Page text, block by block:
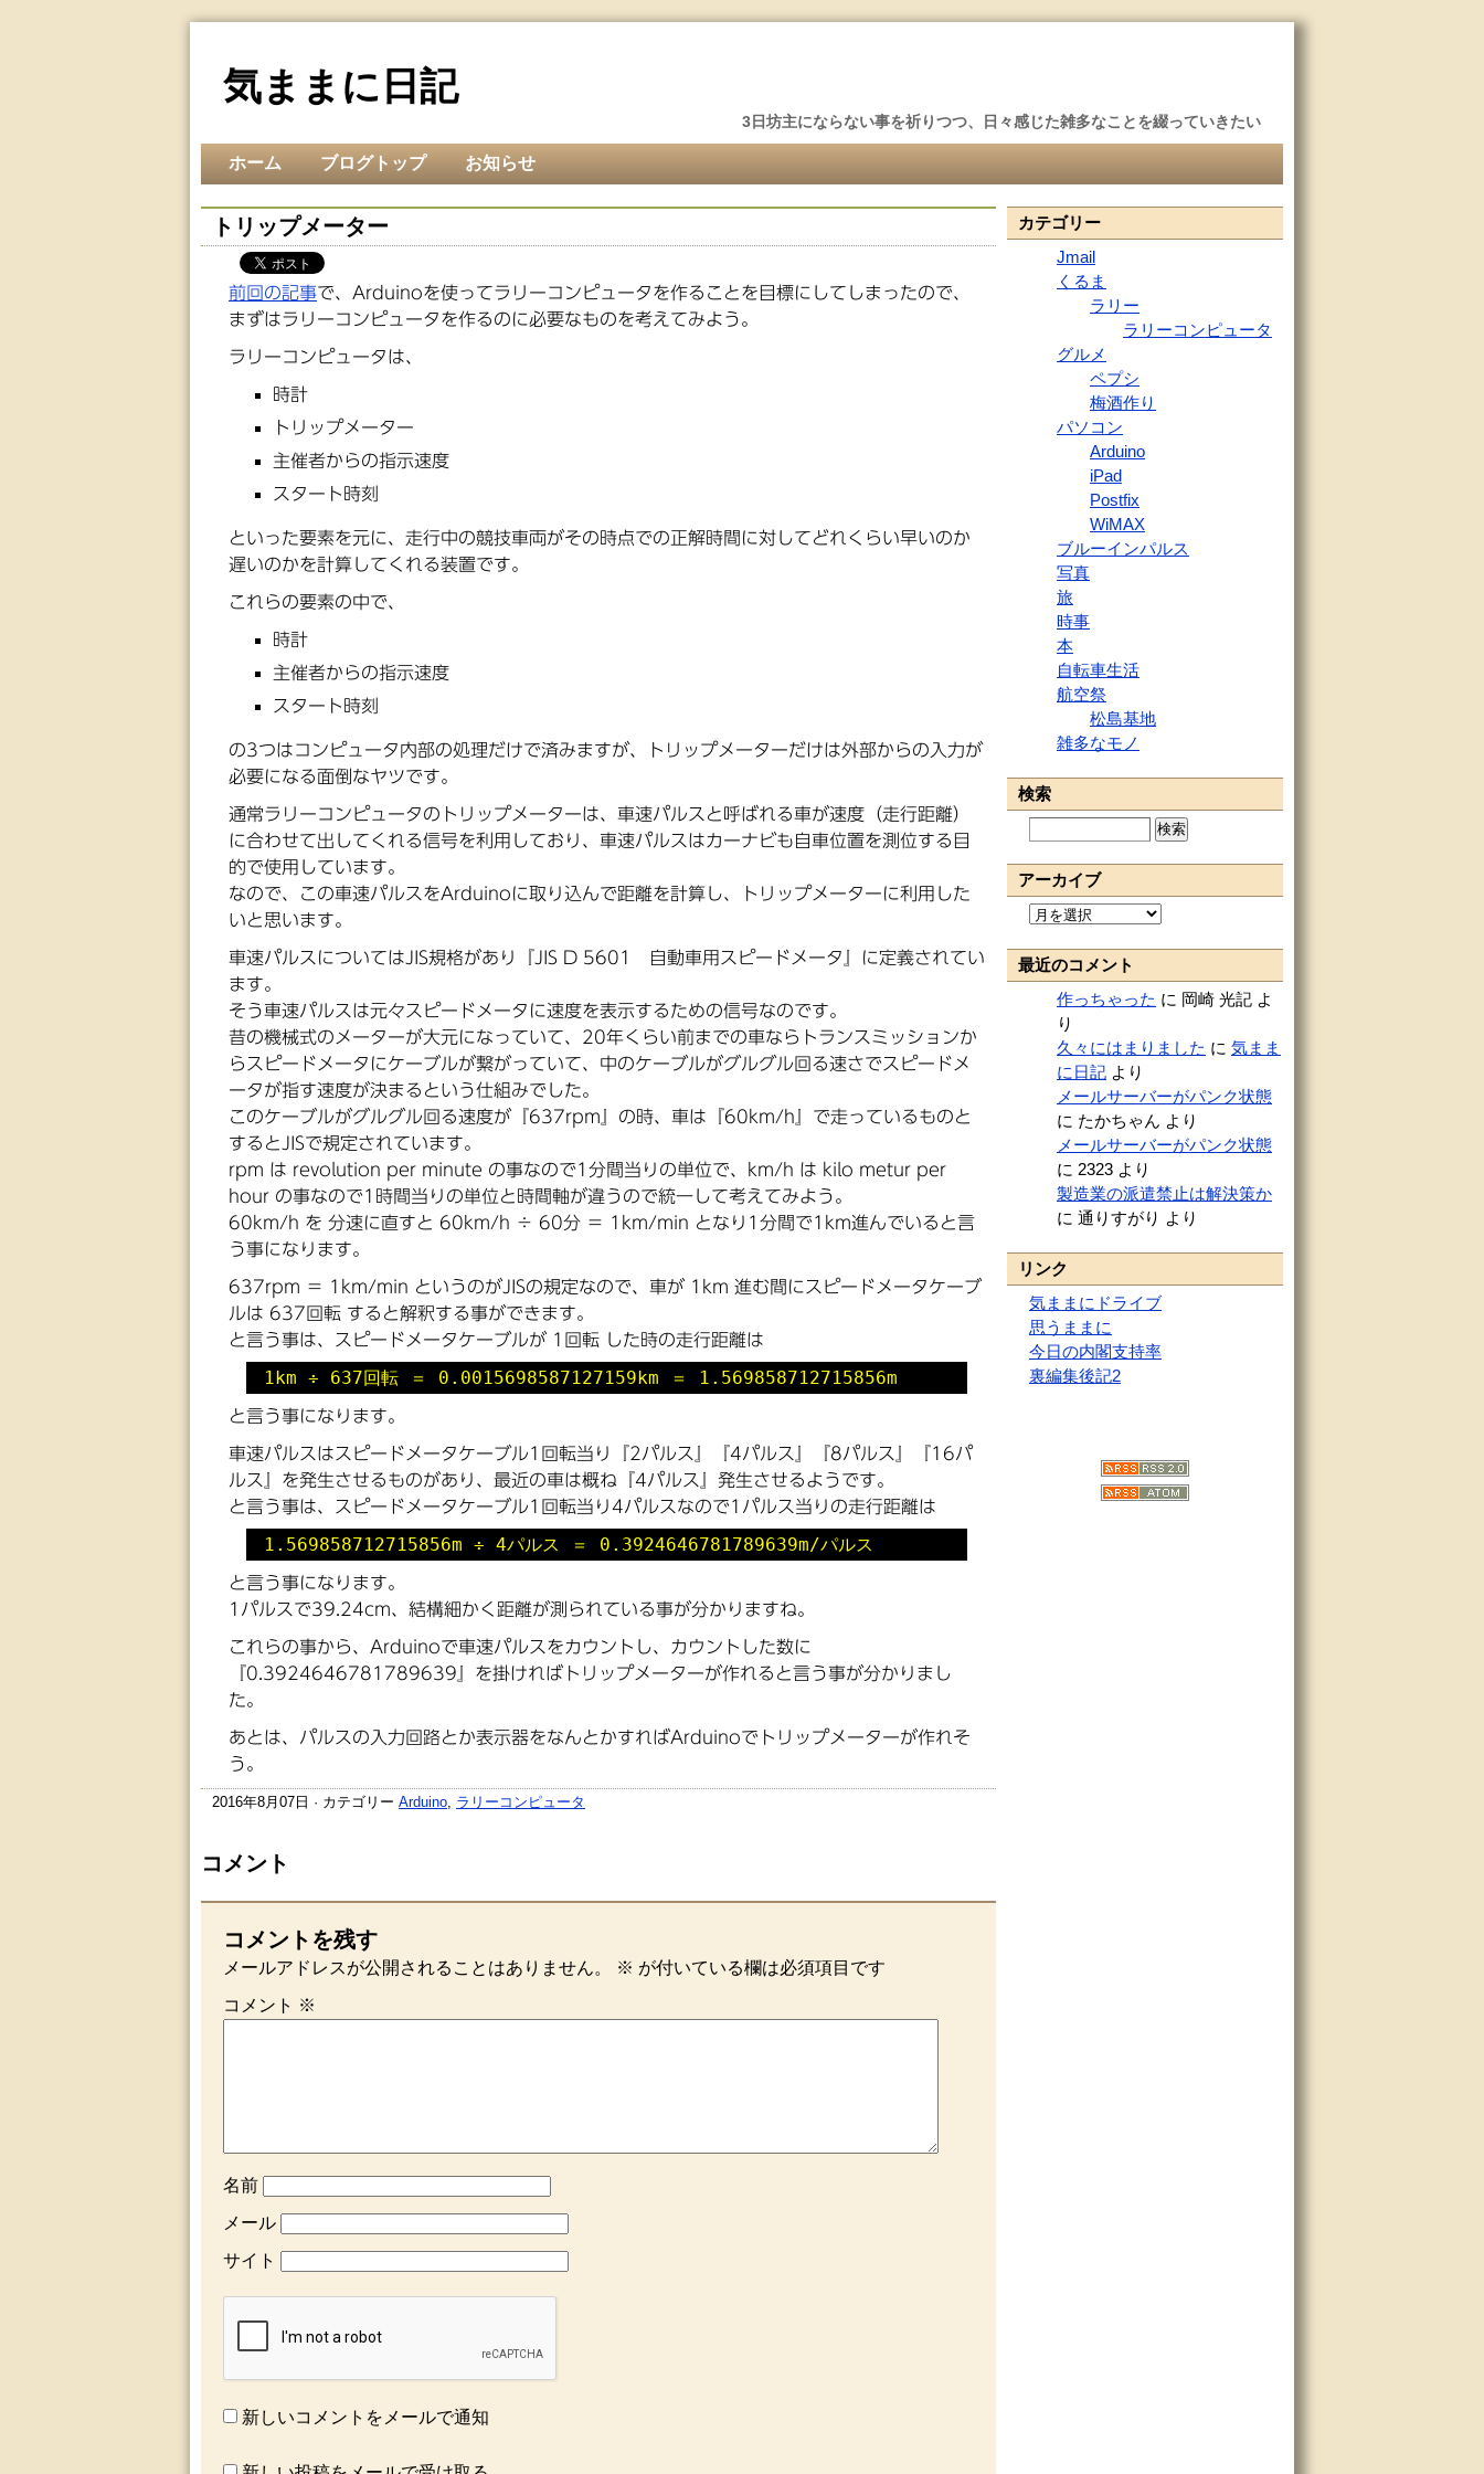
気ままに日記
3日坊主にならない事を祈りつつ、日々感じた雑多なことを綴っていきたい
ホーム ブログトップ お知らせ
トリップメーター
前回の記事で、Arduinoを使ってラリーコンピュータを作ることを目標にしてしまったので、
まずはラリーコンピュータを作るのに必要なものを考えてみよう。
ラリーコンピュータは、
時計
トリップメーター
主催者からの指示速度
スタート時刻
といった要素を元に、走行中の競技車両がその時点での正解時間に対してどれくらい早いのか
遅いのかを計算してくれる装置です。
これらの要素の中で、
時計
主催者からの指示速度
スタート時刻
の3つはコンピュータ内部の処理だけで済みますが、トリップメーターだけは外部からの入力が
必要になる面倒なヤツです。
通常ラリーコンピュータのトリップメーターは、車速パルスと呼ばれる車が速度（走行距離）
に合わせて出してくれる信号を利用しており、車速パルスはカーナビも自車位置を測位する目
的で使用しています。
なので、この車速パルスをArduinoに取り込んで距離を計算し、トリップメーターに利用した
いと思います。
車速パルスについてはJIS規格があり『JIS D 5601 自動車用スピードメータ』に定義されてい
ます。
そう車速パルスは元々スピードメータに速度を表示するための信号なのです。
昔の機械式のメーターが大元になっていて、20年くらい前までの車ならトランスミッションか
らスピードメータにケーブルが繋がっていて、中のケーブルがグルグル回る速さでスピードメ
ータが指す速度が決まるという仕組みでした。
このケーブルがグルグル回る速度が『637rpm』の時、車は『60km/h』で走っているものと
するとJISで規定されています。
rpm は revolution per minute の事なので1分間当りの単位で、km/h は kilo metur per
hour の事なので1時間当りの単位と時間軸が違うので統一して考えてみよう。
60km/h を 分速に直すと 60km/h ÷ 60分 ＝ 1km/min となり1分間で1km進んでいると言
う事になります。
637rpm ＝ 1km/min というのがJISの規定なので、車が 1km 進む間にスピードメータケーブ
ルは 637回転 すると解釈する事ができます。
と言う事は、スピードメータケーブルが 1回転 した時の走行距離は
1km ÷ 637回転 ＝ 0.0015698587127159km ＝ 1.569858712715856m
と言う事になります。
車速パルスはスピードメータケーブル1回転当り『2パルス』『4パルス』『8パルス』『16パ
ルス』を発生させるものがあり、最近の車は概ね『4パルス』発生させるようです。
と言う事は、スピードメータケーブル1回転当り4パルスなので1パルス当りの走行距離は
1.569858712715856m ÷ 4パルス ＝ 0.3924646781789639m/パルス
と言う事になります。
1パルスで39.24cm、結構細かく距離が測られている事が分かりますね。
これらの事から、Arduinoで車速パルスをカウントし、カウントした数に
『0.3924646781789639』を掛ければトリップメーターが作れると言う事が分かりまし
た。
あとは、パルスの入力回路とか表示器をなんとかすればArduinoでトリップメーターが作れそ
う。
2016年8月07日 · カテゴリー Arduino, ラリーコンピュータ
コメント
コメントを残す
メールアドレスが公開されることはありません。 ※ が付いている欄は必須項目です
コメント ※
名前
メール
サイト
新しいコメントをメールで通知
カテゴリー
Jmail
くるま
ラリー
ラリーコンピュータ
グルメ
ペプシ
梅酒作り
パソコン
Arduino
iPad
Postfix
WiMAX
ブルーインパルス
写真
旅
時事
本
自転車生活
航空祭
松島基地
雑多なモノ
検索
アーカイブ
カ
イ
最近のコメント
作っちゃった に 岡崎 光記 よ
り
久々にはまりました に 気まま
に日記 より
メールサーバーがパンク状態
に たかちゃん より
メールサーバーがパンク状態
に 2323 より
製造業の派遣禁止は解決策か
に 通りすがり より
リンク
気ままにドライブ
思うままに
今日の内閣支持率
裏編集後記2